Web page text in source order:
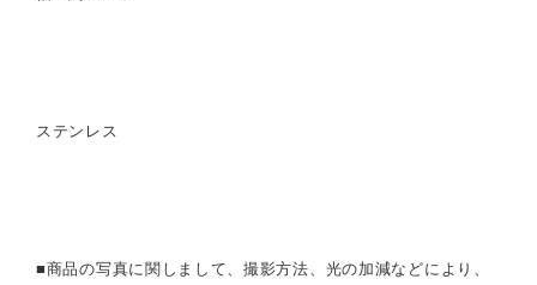
ステンレス
■商品の写真に関しまして、撮影方法、光の加減などにより、